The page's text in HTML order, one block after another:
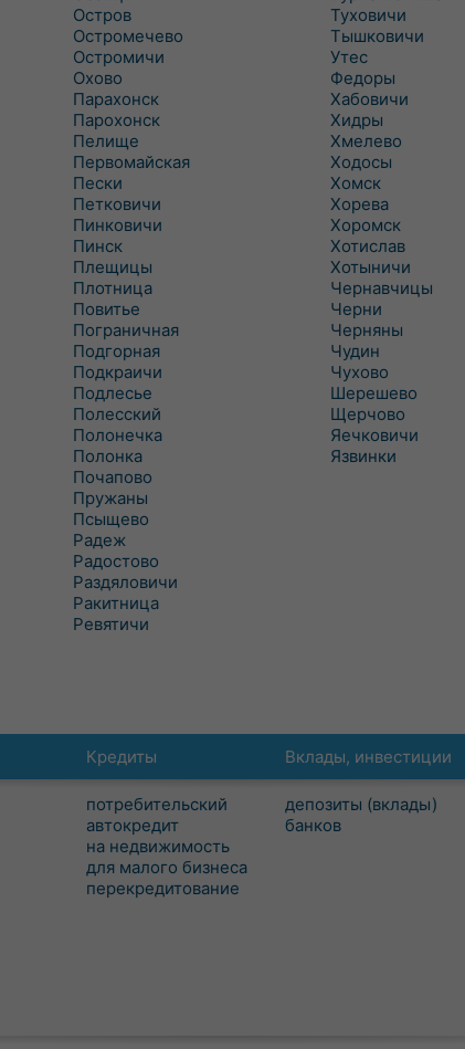
Остров
Остромечево
Остромичи
Охово
Парахонск
Парохонск
Пелище
Первомайская
Пески
Петковичи
Пинковичи
Пинск
Плещицы
Плотница
Повитье
Пограничная
Подгорная
Подкраичи
Подлесье
Полесский
Полонечка
Полонка
Почапово
Пружаны
Псыщево
Радеж
Радостово
Раздяловичи
Ракитница
Ревятичи
Туховичи
Тышковичи
Утес
Федоры
Хабовичи
Хидры
Хмелево
Ходосы
Хомск
Хорева
Хоромск
Хотислав
Хотыничи
Чернавчицы
Черни
Черняны
Чудин
Чухово
Шерешево
Щерчово
Яечковичи
Язвинки
Кредиты
потребительский
автокредит
на недвижимость
для малого бизнеса
перекредитование
Вклады, инвестиции
депозиты (вклады)
банков